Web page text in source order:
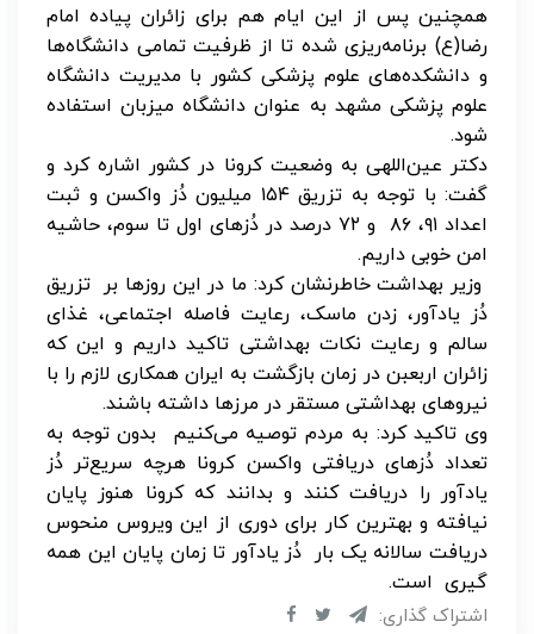
همچنین پس از این ایام هم برای زائران پیاده امام
رضا(ع) برنامه‌ریزی شده تا از ظرفیت تمامی دانشگاه‌ها
و دانشکده‌های علوم پزشکی کشور با مدیریت دانشگاه
علوم پزشکی مشهد به عنوان دانشگاه میزبان استفاده
شود.
دکتر عین‌اللهی به وضعیت کرونا در کشور اشاره کرد و
گفت: با توجه به تزریق ۱۵۴ میلیون دُز واکسن و ثبت
اعداد ۹۱، ۸۶ و ۷۲ درصد در دُزهای اول تا سوم، حاشیه
امن خوبی داریم.
وزیر بهداشت خاطرنشان کرد: ما در این روزها بر تزریق
دُز یادآور، زدن ماسک، رعایت فاصله اجتماعی، غذای
سالم و رعایت نکات بهداشتی تاکید داریم و این که
زائران اربعبن در زمان بازگشت به ایران همکاری لازم را با
نیروهای بهداشتی مستقر در مرزها داشته باشند.
وی تاکید کرد: به مردم توصیه می‌کنیم بدون توجه به
تعداد دُزهای دریافتی واکسن کرونا هرچه سریع‌تر دُز
یادآور را دریافت کنند و بدانند که کرونا هنوز پایان
نیافته و بهترین کار برای دوری از این ویروس منحوس
دریافت سالانه یک بار دُز یادآور تا زمان پایان این همه
گیری است.
اشتراک گذاری: